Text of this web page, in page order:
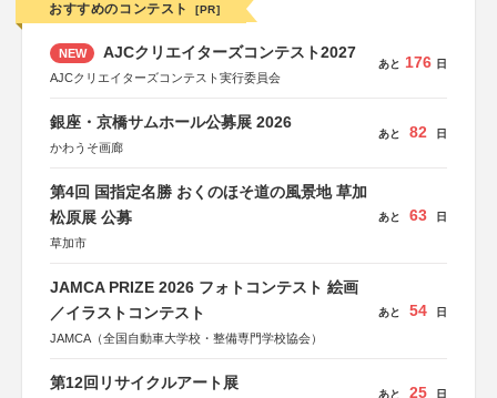
おすすめのコンテスト [PR]
NEW AJCクリエイターズコンテスト2027
AJCクリエイターズコンテスト実行委員会
あと 176 日
銀座・京橋サムホール公募展 2026
かわうそ画廊
あと 82 日
第4回 国指定名勝 おくのほそ道の風景地 草加
松原展 公募
草加市
あと 63 日
JAMCA PRIZE 2026 フォトコンテスト 絵画
／イラストコンテスト
JAMCA（全国自動車大学校・整備専門学校協会）
あと 54 日
第12回リサイクルアート展
あと 25 日